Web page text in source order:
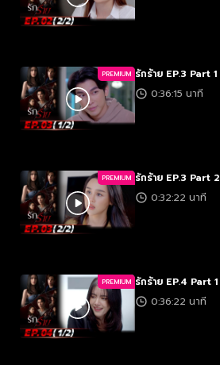
PREMIUM รักร้าย EP.3 Part 1
0:36:15 นาที
PREMIUM รักร้าย EP.3 Part 2
0:32:22 นาที
PREMIUM รักร้าย EP.4 Part 1
0:36:22 นาที